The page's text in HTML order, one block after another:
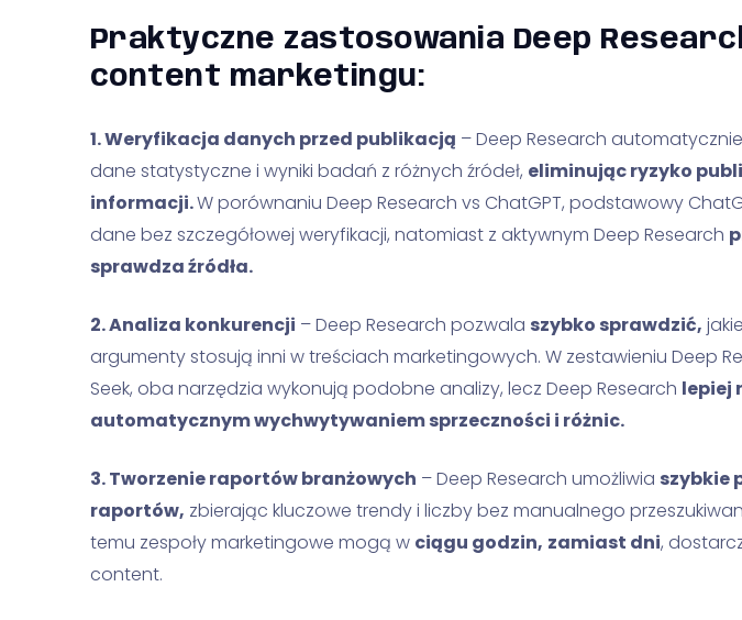
Praktyczne zastosowania Deep
content marketingu:
1. Weryfikacja danych przed publikacją – Deep Research
dane statystyczne i wyniki badań z różnych źródeł, eliminując ryzyko
informacji.W porównaniu Deep Research vs ChatGPT, podstawowy
dane bez szczegółowej weryfikacji, natomiast z aktywnym Deep Research
sprawdza źródła.
2. Analiza konkurencji – Deep Research pozwala szybko sprawdzić,
argumenty stosują inni w treściach marketingowych. W zestawieniu Deep
Seek, oba narzędzia wykonują podobne analizy, lecz Deep Research lepiej
automatycznym wychwytywaniem sprzeczności i różnic.
3. Tworzenie raportów branżowych – Deep Research umożliwia szybkie
raportów, zbierając kluczowe trendy i liczby bez manualnego
temu zespoły marketingowe mogą w ciągu godzin, zamiast dni,
content.